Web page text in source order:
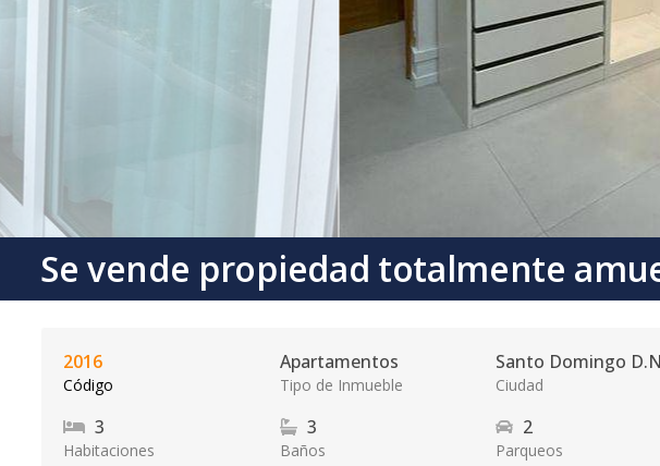
Se vende propiedad totalmente
2016
Código
Apartamentos
Tipo de Inmueble
Santo Domingo
Ciudad
3
Habitaciones
3
Baños
2
Parqueos